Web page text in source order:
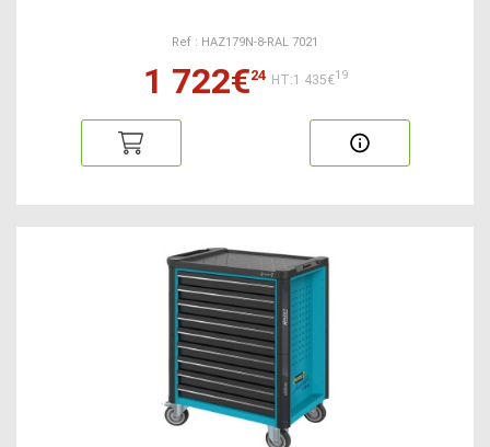
Ref : HAZ179N-8-RAL 7021
1 722€24 HT:1 435€19